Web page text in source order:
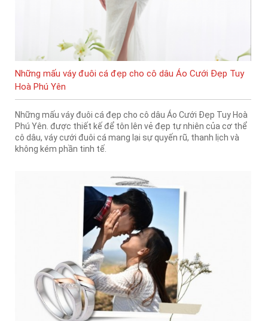
Những mấu váy đuôi cá đẹp cho cô dâu Áo Cưới Đẹp Tuy
Hoà Phú Yên
Những mấu váy đuôi cá đẹp cho cô dâu Áo Cưới Đẹp Tuy Hoà
Phú Yên. được thiết kế để tôn lên vẻ đẹp tự nhiên của cơ thể
cô dâu, váy cưới đuôi cá mang lại sự quyến rũ, thanh lịch và
không kém phần tinh tế.